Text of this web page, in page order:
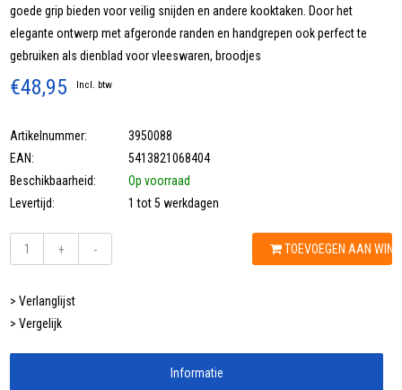
goede grip bieden voor veilig snijden en andere kooktaken. Door het
elegante ontwerp met afgeronde randen en handgrepen ook perfect te
gebruiken als dienblad voor vleeswaren, broodjes
€48,95 Incl. btw
Artikelnummer:
3950088
EAN:
5413821068404
Beschikbaarheid:
Op voorraad
Levertijd:
1 tot 5 werkdagen
+ - TOEVOEGEN AAN
> Verlanglijst
> Vergelijk
Informatie